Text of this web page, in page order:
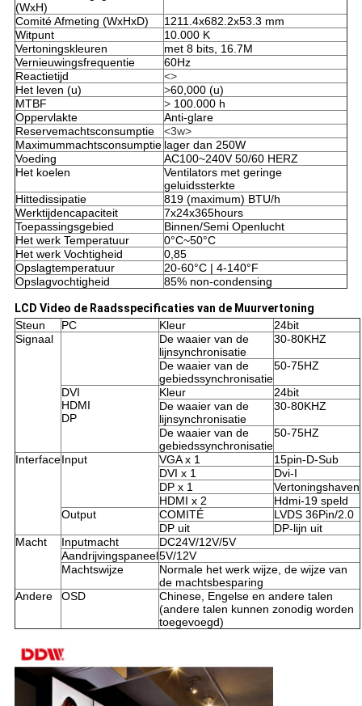
(WxH)
Comité Afmeting (WxHxD) 1211.4x682.2x53.3 mm
Witpunt
10.000 K
Vertoningskleuren
met 8 bits, 16.7M
Vernieuwingsfrequentie
60Hz
Reactietijd
<>
Het leven (u)
>60,000 (u)
MTBF
> 100.000 h
Oppervlakte
Anti-glare
Reservemachtsconsumptie
<3w>
Maximummachtsconsumptie lager dan 250W
Voeding
AC100~240V 50/60 HERZ
Het koelen
Ventilators met geringe
geluidssterkte
Hittedissipatie
819 (maximum) BTU/h
Werktijdencapaciteit
7x24x365hours
Toepassingsgebied
Binnen/Semi Openlucht
Het werk Temperatuur
0°C~50°C
Het werk Vochtigheid
0,85
Opslagtemperatuur
20-60°C | 4-140°F
Opslagvochtigheid
85% non-condensing
LCD Video de Raadsspecificaties van de Muurvertoning
Steun
PC Kleur
24bit
Signaal
De waaier van de
lijnsynchronisatie
30-80KHZ
De waaier van de
gebiedssynchronisatie
50-75HZ
DVI
HDMI
DP
Kleur
24bit
De waaier van de
lijnsynchronisatie
30-80KHZ
De waaier van de
gebiedssynchronisatie
50-75HZ
InterfaceInput VGA x 1
15pin-D-Sub
DVI x 1
Dvi-I
DP x 1
Vertoningshaven
HDMI x 2
Hdmi-19 speld
Output
COMITÉ
LVDS 36Pin/2.0
DP uit
DP-lijn uit
Macht
Inputmacht
DC24V/12V/5V
Aandrijvingspaneel5V/12V
Machtswijze
Normale het werk wijze, de wijze van
de machtsbesparing
Andere
OSD
Chinese, Engelse en andere talen
(andere talen kunnen zonodig worden
toegevoegd)